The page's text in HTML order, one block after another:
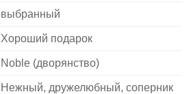
выбранный
Хороший подарок
Noble (дворянство)
Нежный, дружелюбный, соперник